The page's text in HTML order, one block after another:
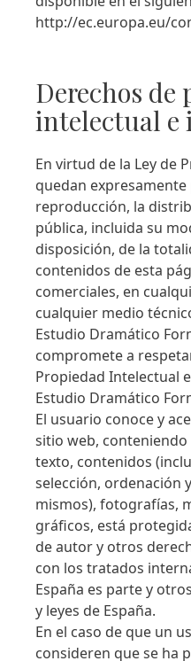
http://ec.europa.eu/
Derechos de
intelectual e
En virtud de la Ley de
quedan
reproducción, la
pública, incluida su
disposición, de la
contenidos de esta
comerciales, en
cualquier medio
Estudio Dramático
compromete a
Propiedad Intelectual
Estudio Dramático
El usuario conoce y
sitio web,
texto, contenidos
selección, ordenación
mismos), fotografías,
gráficos, está
de autor y otros
con los tratados
España es parte y
y leyes de España.
En el caso de que un
consideren que se ha